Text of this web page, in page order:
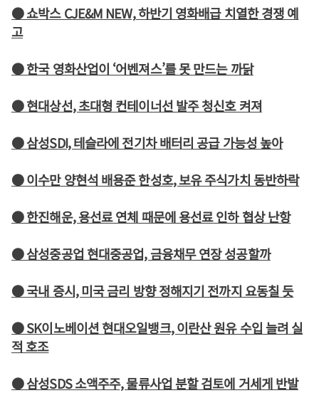
● 쇼박스 CJE&M NEW, 하반기 영화배급 치열한 경쟁 예
고
● 한국 영화산업이 ‘어벤져스’를 못 만드는 까닭
● 현대상선, 초대형 컨테이너선 발주 청신호 켜져
● 삼성SDI, 테슬라에 전기차 배터리 공급 가능성 높아
● 이수만 양현석 배용준 한성호, 보유 주식가치 동반하락
● 한진해운, 용선료 연체 때문에 용선료 인하 협상 난항
● 삼성중공업 현대중공업, 금융채무 연장 성공할까
● 국내 증시, 미국 금리 방향 정해지기 전까지 요동칠 듯
● SK이노베이션 현대오일뱅크, 이란산 원유 수입 늘려 실
적 호조
● 삼성SDS 소액주주, 물류사업 분할 검토에 거세게 반발